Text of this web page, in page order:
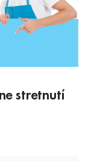
stretnutí